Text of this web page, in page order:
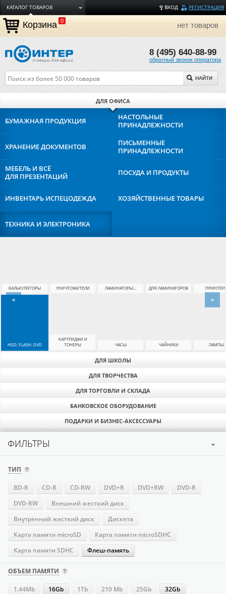
ВХОД РЕГИСТРАЦИЯ
КАТАЛОГ ТОВАРОВ
ДОСТАВКА
ОПЛАТА
ТОРГОВЫЕ МАРКИ
О КОМПАНИИ
Корзина 0 нет товаров
8 (495) 640-88-99
обратный звонок оператора
НАЙТИ
ДЛЯ ОФИСА
ДЛЯ ШКОЛЫ
ДЛЯ ТВОРЧЕСТВА
ДЛЯ ТОРГОВЛИ И СКЛАДА
БАНКОВСКОЕ ОБОРУДОВАНИЕ
ПОДАРКИ И БИЗНЕС-АКСЕССУАРЫ
БУМАЖНАЯ ПРОДУКЦИЯ
НАСТОЛЬНЫЕ
ПРИНАДЛЕЖНОСТИ
ХРАНЕНИЕДОКУМЕНТОВ
ПИСЬМЕННЫЕ
ПРИНАДЛЕЖНОСТИ
МЕБЕЛЬ И ВСЁ
ДЛЯ ПРЕЗЕНТАЦИЙ
ПОСУДА И ПРОДУКТЫ
ИНВЕНТАРЬ ИСПЕЦОДЕЖДА ХОЗЯЙСТВЕННЫЕТОВАРЫ
ТЕХНИКА ИЭЛЕКТРОНИКА
КАЛЬКУЛЯТОРЫ УНИЧТОЖИТЕЛИ ЛАМИНАТОРЫ... ДЛЯ ЛАМИНАТОРОВ
HDD, FLASH, DVD
КАРТРИДЖИ И
ТОНЕРЫ
ЧАСЫ ЧАЙНИКИ ЛАМПЫ
< >
ФИЛЬТРЫ
ТИП
BD-R CD-R CD-RW DVD+R DVD+RW
DVD-R
DVD-RW
Внешний жесткий диск
Внутренний жесткий диск
Дискета
Карта памяти microSD
Карта памяти microSDHC
Карта памяти SDHC
Флеш-память
ОБЪЕМ ПАМЯТИ
1.44Mb 16Gb 1Tb 210 Mb 25Gb
32Gb